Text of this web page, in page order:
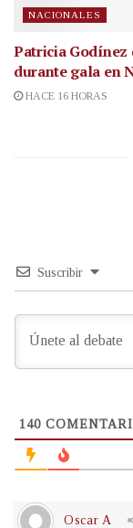
NACIONALES
Patricia
durante gala en
HACE 16 HORAS
Suscribir
140
Oscar A